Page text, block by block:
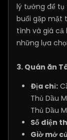
lý tưởng để tụ
buổi gặp mặt
tình và giá cả
những lựa
3. Quán ăn
Địa chỉ:
Thủ Dầu
Thủ Dầu
Số điện
Giờ mở